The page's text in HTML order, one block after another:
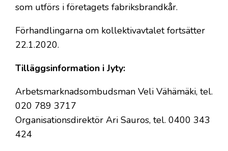
som utförs i företagets fabriksbrandkår.
Förhandlingarna om kollektivavtalet fortsätter
22.1.2020.
Tilläggsinformation i Jyty:
Arbetsmarknadsombudsman Veli Vähämäki, tel.
020 789 3717
Organisationsdirektör Ari Sauros, tel. 0400 343
424